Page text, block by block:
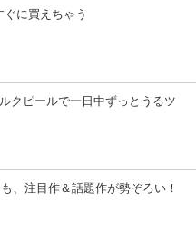
に買えちゃう
クピールで一日中ずっとうるツ
、注目作＆話題作が勢ぞろい！